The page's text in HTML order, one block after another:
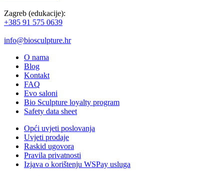
Zagreb (edukacije):
+385 91 575 0639
info@biosculpture.hr
O nama
Blog
Kontakt
FAQ
Evo saloni
Bio Sculpture loyalty program
Safety data sheet
Opći uvjeti poslovanja
Uvjeti prodaje
Raskid ugovora
Pravila privatnosti
Izjava o korištenju WSPay usluga